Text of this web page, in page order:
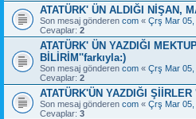
ATATÜRK' ÜN ALDIĞI NİŞAN,
Son mesaj gönderen com « Çrş Mar 05,
Cevaplar: 2
ATATÜRK' ÜN YAZDIĞI
BİLİRİM''farkıyla:)
Son mesaj gönderen com « Çrş Mar 05,
Cevaplar: 2
ATATÜRK'ÜN YAZDIĞI
Son mesaj gönderen com « Çrş Mar 05,
Cevaplar: 3